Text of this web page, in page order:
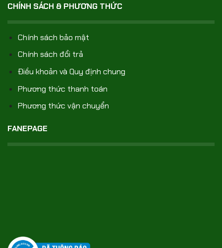
CHÍNH SÁCH & PHƯƠNG THỨC
Chính sách bảo mật
Chính sách đổi trả
Điều khoản và Quy định chung
Phương thức thanh toán
Phương thức vận chuyển
FANEPAGE